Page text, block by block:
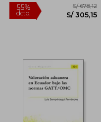
55%
dcto.